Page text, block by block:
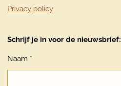
Privacy policy
Schrijf je in voor de nieuwsbrief:
Naam *